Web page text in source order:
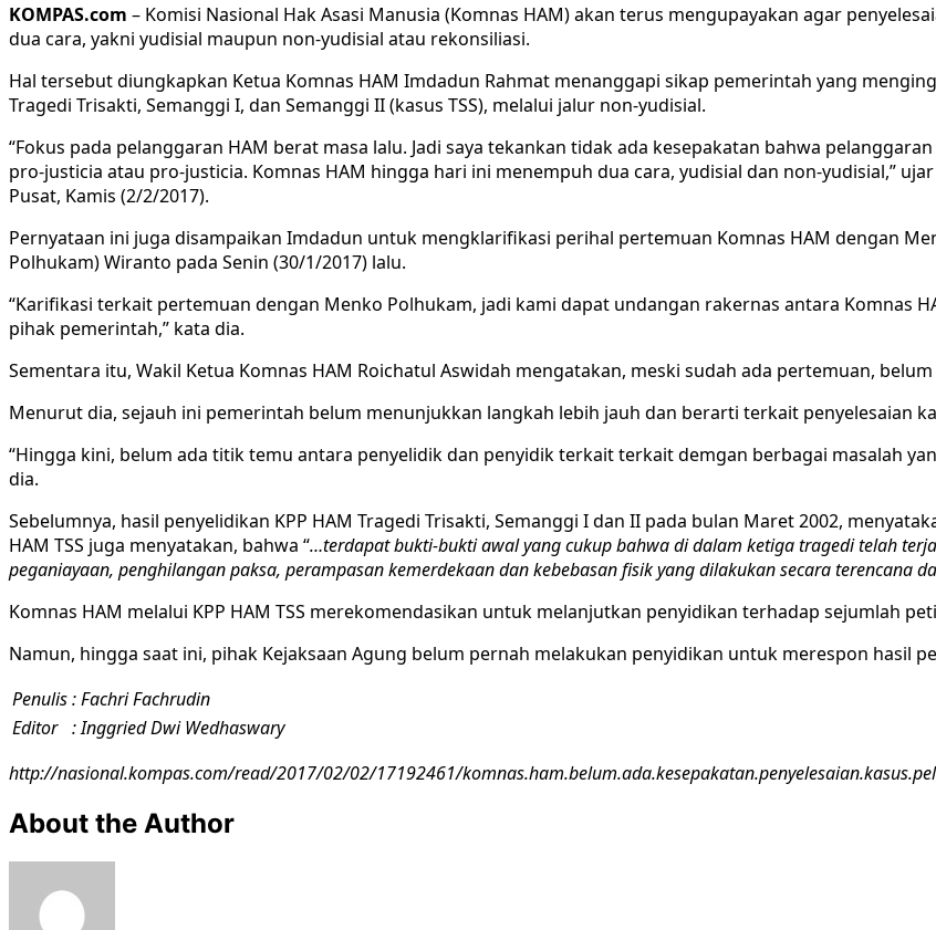
KOMPAS.com – Komisi Nasional Hak Asasi Manusia (Komnas HAM) akan terus mengupayakan agar
dua cara, yakni yudisial maupun non-yudisial atau rekonsiliasi.
Hal tersebut diungkapkan Ketua Komnas HAM Imdadun Rahmat menanggapi sikap pemerintah yang
Tragedi Trisakti, Semanggi I, dan Semanggi II (kasus TSS), melalui jalur non-yudisial.
“Fokus pada pelanggaran HAM berat masa lalu. Jadi saya tekankan tidak ada kesepakatan bahwa
pro-justicia atau pro-justicia. Komnas HAM hingga hari ini menempuh dua cara, yudisial dan non-yudisial,”
Pusat, Kamis (2/2/2017).
Pernyataan ini juga disampaikan Imdadun untuk mengklarifikasi perihal pertemuan Komnas HAM dengan
Polhukam) Wiranto pada Senin (30/1/2017) lalu.
“Karifikasi terkait pertemuan dengan Menko Polhukam, jadi kami dapat undangan rakernas antara Komnas
pihak pemerintah,” kata dia.
Sementara itu, Wakil Ketua Komnas HAM Roichatul Aswidah mengatakan, meski sudah ada pertemuan,
Menurut dia, sejauh ini pemerintah belum menunjukkan langkah lebih jauh dan berarti terkait penyelesaian
“Hingga kini, belum ada titik temu antara penyelidik dan penyidik terkait terkait demgan berbagai masalah
dia.
Sebelumnya, hasil penyelidikan KPP HAM Tragedi Trisakti, Semanggi I dan II pada bulan Maret 2002,
HAM TSS juga menyatakan, bahwa “…terdapat bukti-bukti awal yang cukup bahwa di dalam ketiga tragedi telah
peganiayaan, penghilangan paksa, perampasan kemerdekaan dan kebebasan fisik yang dilakukan secara terencana
Komnas HAM melalui KPP HAM TSS merekomendasikan untuk melanjutkan penyidikan terhadap sejumlah
Namun, hingga saat ini, pihak Kejaksaan Agung belum pernah melakukan penyidikan untuk merespon hasil
Penulis: Fachri Fachrudin
Editor : Inggried Dwi Wedhaswary
http://nasional.kompas.com/read/2017/02/02/17192461/
About the Author